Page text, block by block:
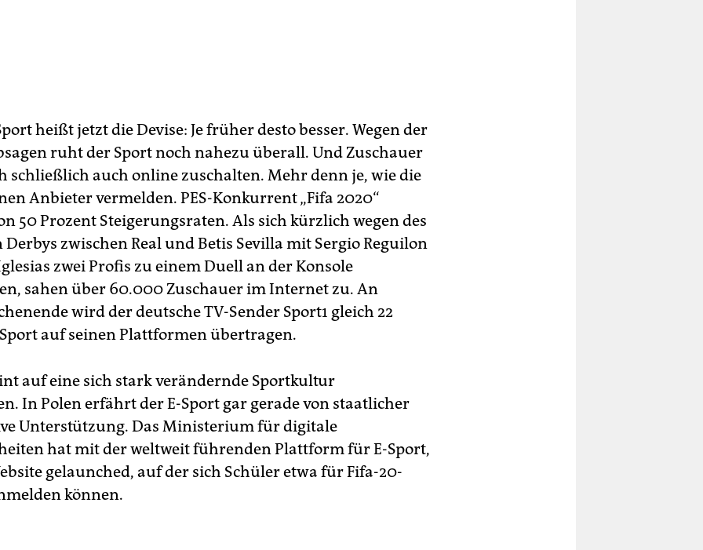
heißt jetzt die Devise: Je früher desto besser. Wegen der
ruht der Sport noch nahezu überall. Und Zuschauer
schließlich auch online zuschalten. Mehr denn je, wie die
Anbieter vermelden. PES-Konkurrent „Fifa 2020“
50 Prozent Steigerungsraten. Als sich kürzlich wegen des
Derbys zwischen Real und Betis Sevilla mit Sergio Reguilon
zwei Profis zu einem Duell an der Konsole
sahen über 60.000 Zuschauer im Internet zu. An
wird der deutsche TV-Sender Sport1 gleich 22
auf seinen Plattformen übertragen.
auf eine sich stark verändernde Sportkultur
In Polen erfährt der E-Sport gar gerade von staatlicher
Unterstützung. Das Ministerium für digitale
hat mit der weltweit führenden Plattform für E-Sport,
gelaunched, auf der sich Schüler etwa für Fifa-20-
können.